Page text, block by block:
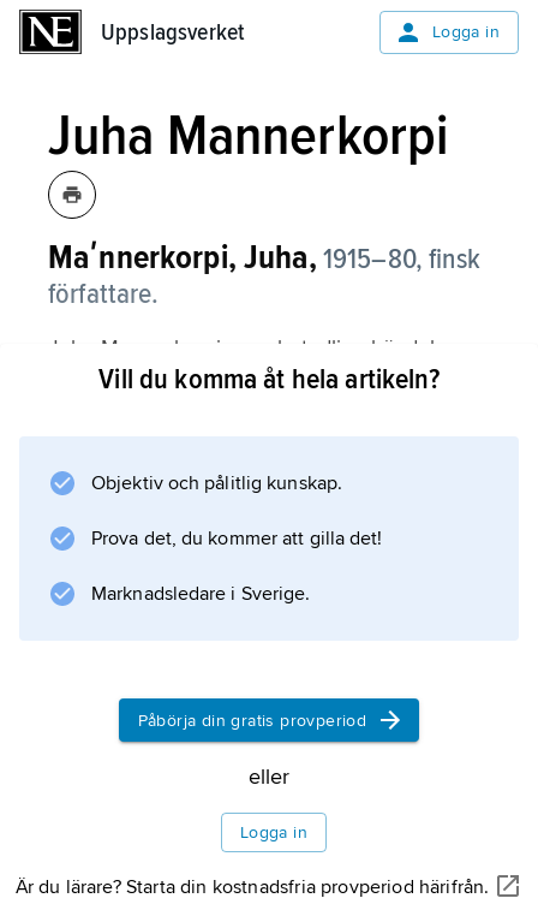
Uppslagsverket Logga in
Juha Mannerkorpi
Maʹnnerkorpi, Juha, 1915–80, finsk
författare.
Juha Mannerkorpi ger obetydliga händelser
symbolisk räckvidd och låter yttre skeenden
Sudenkorento
sig modernismen i sin lyrik; som dramatiker
Information om artikeln
Vill du komma åt hela artikeln?
Objektiv och pålitlig kunskap.
Prova det, du kommer att gilla det!
Marknadsledare i Sverige.
Påbörja din gratis provperiod
eller
Logga in
Är du lärare? Starta din kostnadsfria provperiod härifrån.